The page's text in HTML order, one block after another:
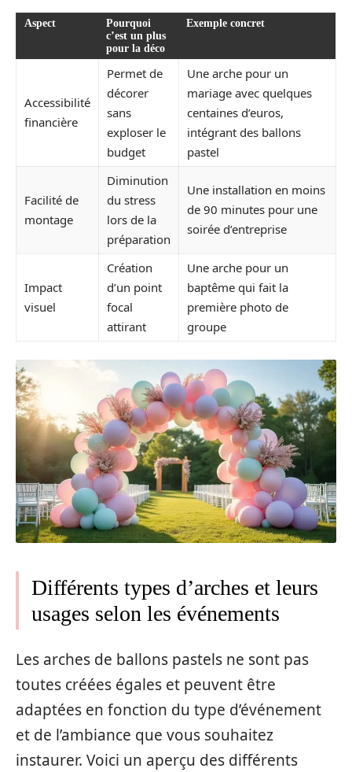
Aspect
Pourquoi
c’est un plus
pour la déco
Exemple concret
Accessibilité
financière
Permet de
décorer
sans
exploser le
budget
Une arche pour un
mariage avec quelques
centaines d’euros,
intégrant des ballons
pastel
Facilité de
montage
Diminution
du stress
lors de la
préparation
Une installation en moins
de 90 minutes pour une
soirée d’entreprise
Impact
visuel
Création
d’un point
focal
attirant
Une arche pour un
baptême qui fait la
première photo de
groupe
Différents types d’arches et leurs
usages selon les événements
Les arches de ballons pastels ne sont pas
toutes créées égales et peuvent être
adaptées en fonction du type d’événement
et de l’ambiance que vous souhaitez
instaurer. Voici un aperçu des différents